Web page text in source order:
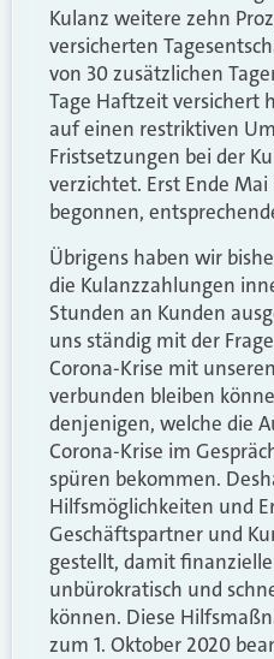
Kulanz weitere zehn
versicherten
von 30 zusätzlichen
Tage Haftzeit versichert
auf einen restriktiven
Fristsetzungen bei der
verzichtet. Erst Ende
begonnen,
Übrigens haben wir
die Kulanzzahlungen
Stunden an Kunden
uns ständig mit der
Corona-Krise mit
verbunden bleiben
denjenigen, welche die
Corona-Krise im
spüren bekommen.
Hilfsmöglichkeiten und
Geschäftspartner und
gestellt, damit finanzielle
unbürokratisch und
können. Diese
zum 1. Oktober 2020